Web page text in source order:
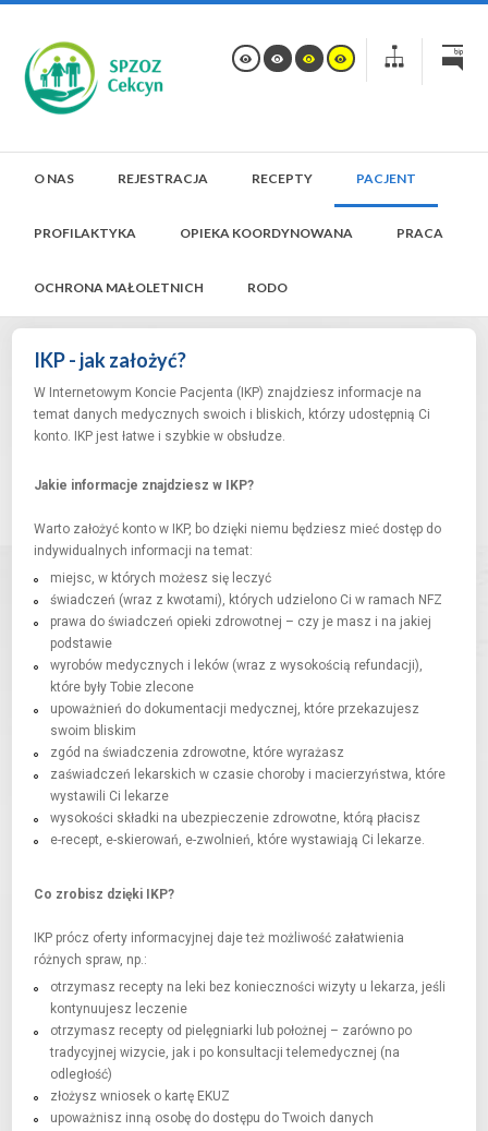
O NAS REJESTRACJA RECEPTY PACJENT
PROFILAKTYKA OPIEKA KOORDYNOWANA PRACA
OCHRONA MAŁOLETNICH RODO
IKP - jak założyć?
W Internetowym Koncie Pacjenta (IKP) znajdziesz informacje na
temat danych medycznych swoich i bliskich, którzy udostępnią Ci
konto. IKP jest łatwe i szybkie w obsłudze.
Jakie informacje znajdziesz w IKP?
Warto założyć konto w IKP, bo dzięki niemu będziesz mieć dostęp do
indywidualnych informacji na temat:
miejsc, w których możesz się leczyć
świadczeń (wraz z kwotami), których udzielono Ci w ramach NFZ
prawa do świadczeń opieki zdrowotnej – czy je masz i na jakiej
podstawie
wyrobów medycznych i leków (wraz z wysokością refundacji),
które były Tobie zlecone
upoważnień do dokumentacji medycznej, które przekazujesz
swoim bliskim
zgód na świadczenia zdrowotne, które wyrażasz
zaświadczeń lekarskich w czasie choroby i macierzyństwa, które
wystawili Ci lekarze
wysokości składki na ubezpieczenie zdrowotne, którą płacisz
e-recept, e-skierowań, e-zwolnień, które wystawiają Ci lekarze.
Co zrobisz dzięki IKP?
IKP prócz oferty informacyjnej daje też możliwość załatwienia
różnych spraw, np.:
otrzymasz recepty na leki bez konieczności wizyty u lekarza, jeśli
kontynuujesz leczenie
otrzymasz recepty od pielęgniarki lub położnej – zarówno po
tradycyjnej wizycie, jak i po konsultacji telemedycznej (na
odległość)
złożysz wniosek o kartę EKUZ
upoważnisz inną osobę do dostępu do Twoich danych